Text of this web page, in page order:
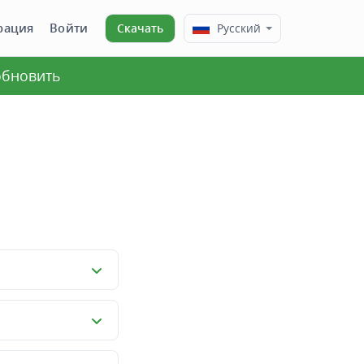
Войти Скачать Русский